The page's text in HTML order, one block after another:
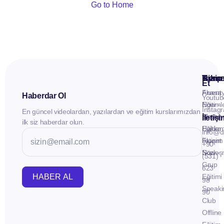
Go to Home
Haberdar Ol
En güncel videolardan, yazılardan ve eğitim kurslarımızdan
ilk siz haberdar olun.
HABER AL
İletişim
Fluent
Now -
Birebir
Eğitim
Fluent
Now -
Grup
Eğitimi
Club
Offline
Takip
Et
+90
(531)
623
98
90